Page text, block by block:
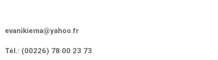
evanikiema@yahoo.fr
Tél.: (00226) 78 00 23 73